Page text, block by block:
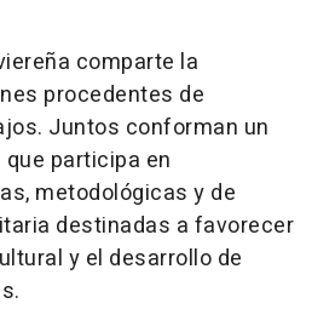
comparte la
procedentes de
Juntos conforman un
participa en
metodológicas y de
destinadas a favorecer
y el desarrollo de